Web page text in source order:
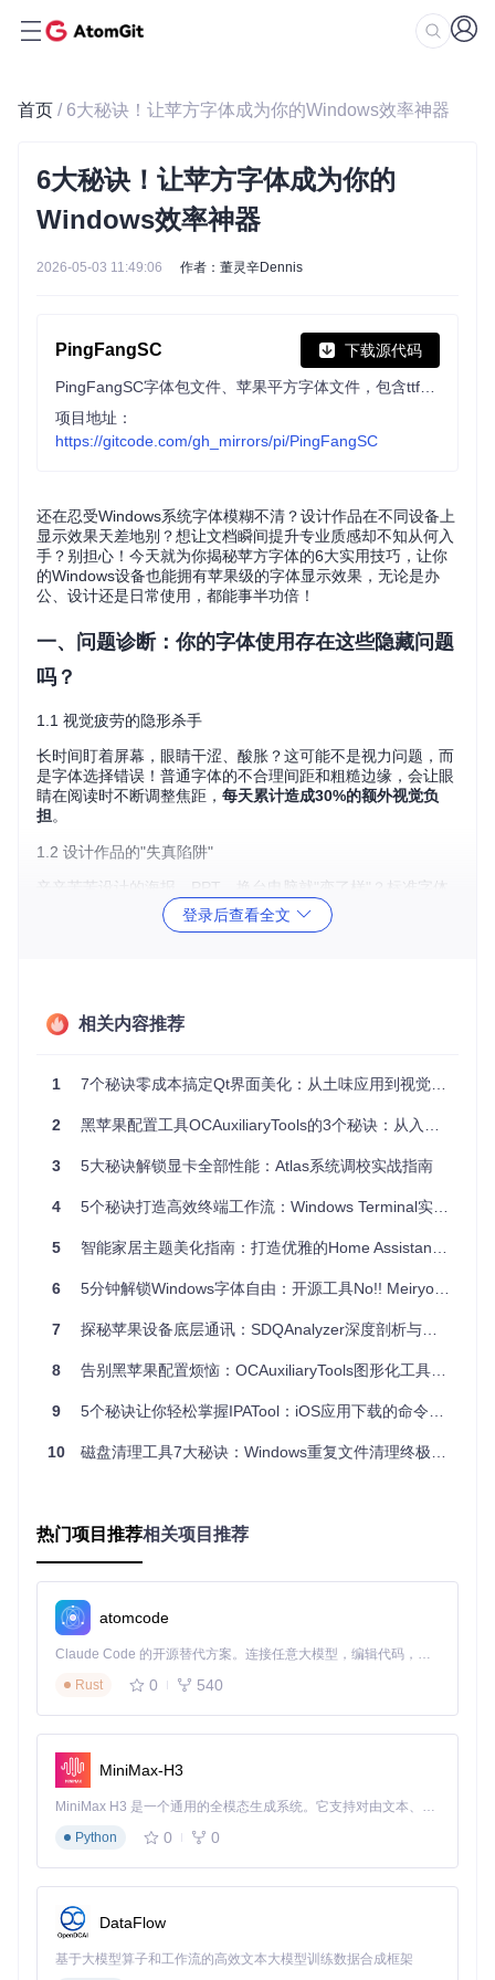
首页 / 6大秘诀！让苹方字体成为你的Windows效率神器
6大秘诀！让苹方字体成为你的
Windows效率神器
2026-05-03 11:49:06 作者：董灵辛Dennis
PingFangSC 下载源代码
项目地址：
https://gitcode.com/gh_mirrors/pi/PingFangSC
还在忍受Windows系统字体模糊不清？设计作品在不同设备上
显示效果天差地别？想让文档瞬间提升专业质感却不知从何入
手？别担心！今天就为你揭秘苹方字体的6大实用技巧，让你
的Windows设备也能拥有苹果级的字体显示效果，无论是办
公、设计还是日常使用，都能事半功倍！
一、问题诊断：你的字体使用存在这些隐藏问题
吗？
1.1 视觉疲劳的隐形杀手
长时间盯着屏幕，眼睛干涩、酸胀？这可能不是视力问题，而
是字体选择错误！普通字体的不合理间距和粗糙边缘，会让眼
睛在阅读时不断调整焦距， 每天累计造成30%的额外视觉负
担。
1.2 设计作品的"失真陷阱"
辛辛苦苦设计的海报、PPT，换台电脑就"变了样"？标准字体
在不同系统渲染下的差异，可能让你的设计作品色彩对比度下
降15%，细节丢失率高达20%。
用优质字体的文档，在信息传递效率上提升25%，读者留存率
提高40%，这就是字体的"隐形说服力"！
二、解决方案：3种安装方式，5分钟搞定苹方字
体部署
2.1 基础安装法（适合普通用户）
进入字体目录：cd PingFangSC/ttf
等待进度条完成，无需重启即可生效
💡 替代方案：如果命令行操作困难，可直接访问字体目
下载并安装字体管理工具（如NexusFont、FontBase）
启用"字体集"功能，将苹方字体归类管理
在CSS样式表中添加：
/* 基础引入 - 常规体 */
@font-face
font-family:
font-weight : 400;
font-style : normal;
@font-face {
font-family
src: url 'woff2/PingFangSC-Semibold.woff2')
font-style : normal;
三、深度应用：6种字重的精准使用场景
字重名称 适用场景 视觉特点 应用案例
登录后查看全文
相关内容推荐
1 7个秘诀零成本搞定Qt界面美化：从土味应用到视觉大片的蜕变
2 黑苹果配置工具OCAuxiliaryTools的3个秘诀：从入门到精通
3 5大秘诀解锁显卡全部性能：Atlas系统调校实战指南
4 5个秘诀打造高效终端工作流：Windows Terminal实战指南
5 智能家居主题美化指南：打造优雅的Home Assistant界面
6 5分钟解锁Windows字体自由：开源工具No!! MeiryoUI的7个实用秘诀
7 探秘苹果设备底层通讯：SDQAnalyzer深度剖析与应用推荐
8 告别黑苹果配置烦恼：OCAuxiliaryTools图形化工具全攻略
9 5个秘诀让你轻松掌握IPATool：iOS应用下载的命令行神器
10 磁盘清理工具7大秘诀：Windows重复文件清理终极指南
热门项目推荐相关项目推荐
atomcode
Claude Code 的开源替代方案。连接任意大模型，编辑代码，运行命令，自动验证 — 全自动执行。用 Rust 构建，极致性能。 ｜ An open-source alternative to Claude Code. Connect any LLM, edit code, run commands, and verify changes — autonomously. Built in Rust for speed. Get Started
Rust
0 540
MiniMax-H3
MiniMax H3 是一个通用的全模态生成系统。它支持对由文本、图像、视频和音频组成的多模态上下文进行统一理解，并能生成分辨率高达 2K、时长可达 15 秒的带原生立体声音频的视频。得益于面向任务泛化的系统设计，H3 在预训练阶段就已具备广泛的多模态上下文理解与生成能力，能够出色地执行复杂的多模态指令。
Python
0 0
DataFlow
基于大模型算子和工作流的高效文本大模型训练数据合成框架